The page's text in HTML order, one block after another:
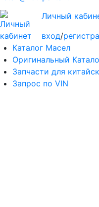
Личный
вход/
Каталог Масел
Оригинальный
Запчасти для
Запрос по VIN